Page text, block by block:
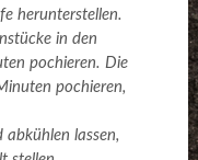
herunterstellen.
in den
pochieren. Die
pochieren,
abkühlen lassen,